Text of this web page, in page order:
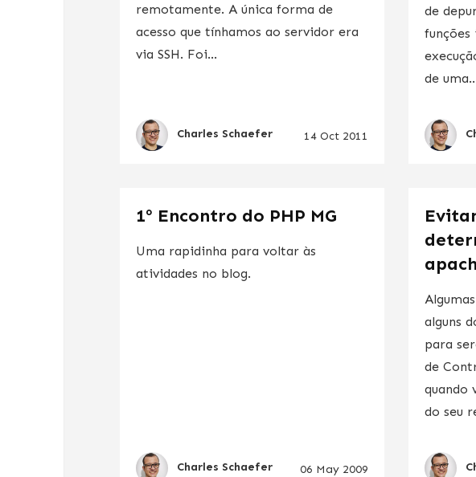
remotamente. A única forma de
acesso que tínhamos ao servidor era
via SSH. Foi...
Charles Schaefer 14 Oct 2011
de
funções
de
1º Encontro do PHP MG
Uma rapidinha para voltar às
atividades no blog.
Charles Schaefer 06 May 2009
alguns
para
de
quando
do seu